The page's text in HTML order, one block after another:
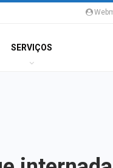
SERVIÇOS